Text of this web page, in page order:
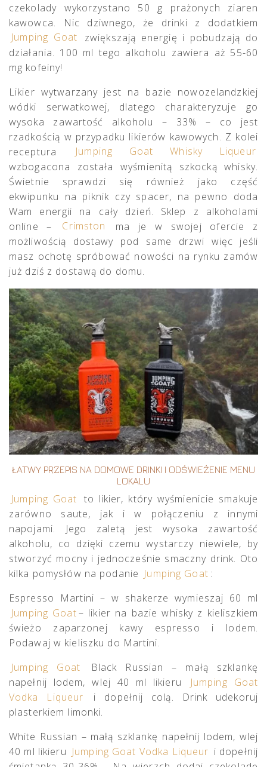
czekolady wykorzystano 50 g prażonych ziaren
kawowca. Nic dziwnego, że drinki z dodatkiem
Jumping Goat
zwiększają energię i pobudzają do
działania. 100 ml tego alkoholu zawiera aż 55-60
mg kofeiny!
Likier wytwarzany jest na bazie nowozelandzkiej
wódki serwatkowej, dlatego charakteryzuje go
wysoka zawartość alkoholu – 33% – co jest
rzadkością w przypadku likierów kawowych. Z kolei
receptura
Jumping Goat Whisky Liqueur
wzbogacona została wyśmienitą szkocką whisky.
Świetnie sprawdzi się również jako część
ekwipunku na piknik czy spacer, na pewno doda
Wam energii na cały dzień. Sklep z alkoholami
online –
Crimston
ma je w swojej ofercie z
możliwością dostawy pod same drzwi więc jeśli
masz ochotę spróbować nowości na rynku zamów
już dziś z dostawą do domu.
ŁATWY PRZEPIS NA DOMOWE DRINKI I ODŚWIEŻENIE MENU
LOKALU
Jumping Goat to likier, który wyśmienicie smakuje
zarówno saute, jak i w połączeniu z innymi
napojami. Jego zaletą jest wysoka zawartość
alkoholu, co dzięki czemu wystarczy niewiele, by
stworzyć mocny i jednocześnie smaczny drink. Oto
kilka pomysłów na podanie Jumping Goat :
Espresso Martini – w shakerze wymieszaj 60 ml
Jumping Goat– likier na bazie whisky z kieliszkiem
świeżo zaparzonej kawy espresso i lodem.
Podawaj w kieliszku do Martini.
Jumping Goat
Black Russian – małą szklankę
napełnij lodem, wlej 40 ml likieru
Jumping Goat
Vodka Liqueur
i dopełnij colą. Drink udekoruj
plasterkiem limonki.
White Russian – małą szklankę napełnij lodem, wlej
40 ml likieru Jumping Goat Vodka Liqueur i dopełnij